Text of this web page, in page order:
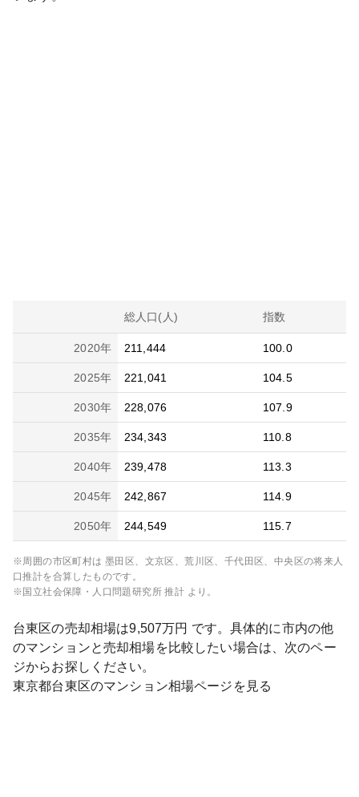
総人口(人) 指数
2020年 211,444 100.0
2025年 221,041 104.5
2030年 228,076 107.9
2035年 234,343 110.8
2040年 239,478 113.3
2045年 242,867 114.9
2050年 244,549 115.7
※周囲の市区町村は 墨田区、文京区、荒川区、千代田区、中央区の将来人
口推計を合算したものです。
※国立社会保障・人口問題研究所 推計 より。
台東区の売却相場は9,507万円 です。具体的に市内の他
のマンションと売却相場を比較したい場合は、次のペー
ジからお探しください。
東京都台東区のマンション相場ページを見る